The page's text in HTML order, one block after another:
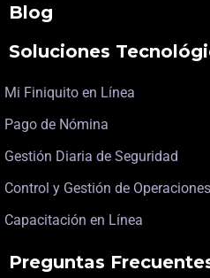
Blog
Soluciones
Mi Finiquito en Línea
Pago de Nómina
Gestión Diaria de Seguridad
Control y Gestión de Operaciones
Capacitación en Línea
Preguntas